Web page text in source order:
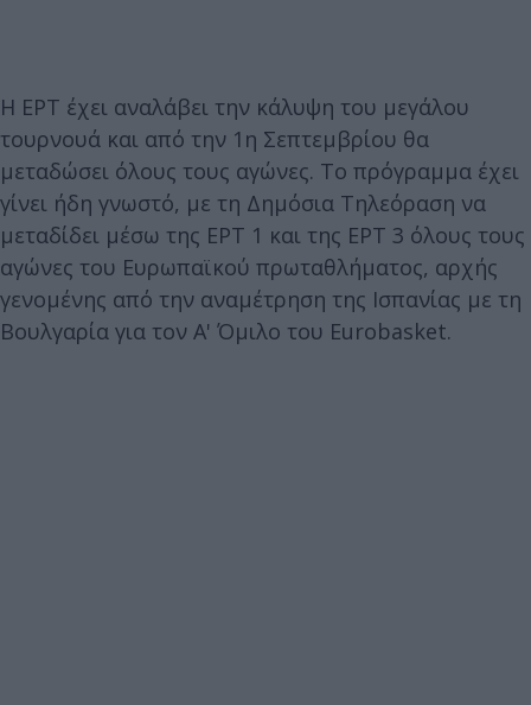
Η ΕΡΤ έχει αναλάβει την κάλυψη του μεγάλου
τουρνουά και από την 1η Σεπτεμβρίου θα
μεταδώσει όλους τους αγώνες. Το πρόγραμμα έχει
γίνει ήδη γνωστό, με τη Δημόσια Τηλεόραση να
μεταδίδει μέσω της ΕΡΤ 1 και της ΕΡΤ 3 όλους τους
αγώνες του Ευρωπαϊκού πρωταθλήματος, αρχής
γενομένης από την αναμέτρηση της Ισπανίας με τη
Βουλγαρία για τον Α' Όμιλο του Eurobasket.